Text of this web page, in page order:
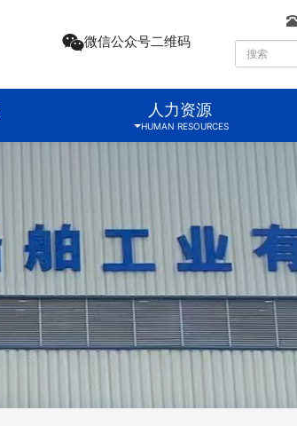
微信公众号二维码
人力资源
HUMAN RESOURCES